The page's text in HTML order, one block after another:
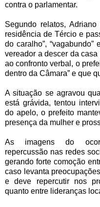
contra o parlamentar.
Segundo relatos,
residência de Tércio e
do caralho”,
vereador a descer da casa
ao confronto verbal, o
dentro da Câmara” e que
A situação se agravou
está grávida, tentou
do apelo, o prefeito
presença da mulher e
As imagens do
repercussão nas redes
gerando forte comoção
caso levanta
e deve repercutir nos
quanto entre lideranças